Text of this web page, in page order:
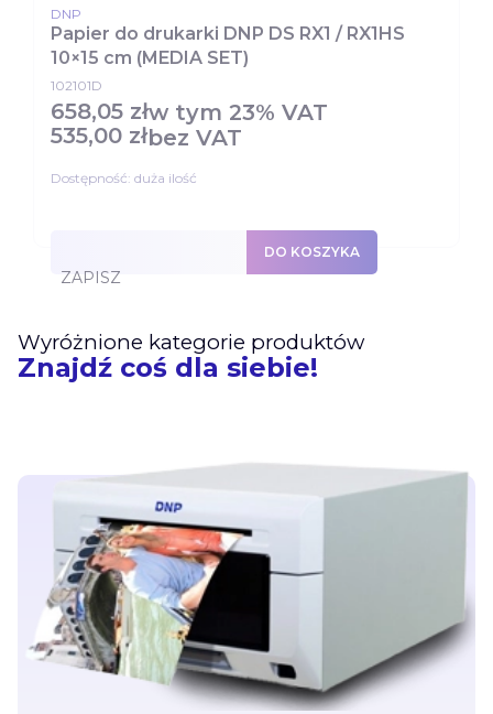
102101D
Papier do drukarki DNP DS RX1 / RX1HS
10×15 cm (MEDIA SET)
PRODUCENT
DNP
Cena brutto
658,05 złw tym 23% VAT
Cena netto
535,00 złbez VAT
Dostępność: duża ilość
ZAPISZ
DO KOSZYKA
Wyróżnione kategorie produktów
Znajdź coś dla siebie!